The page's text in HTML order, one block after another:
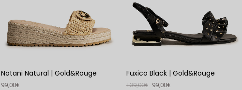
Natani Natural | Gold&Rouge
99,00€
Fuxico Black | Gold&Rouge
139,00€ 99,00€